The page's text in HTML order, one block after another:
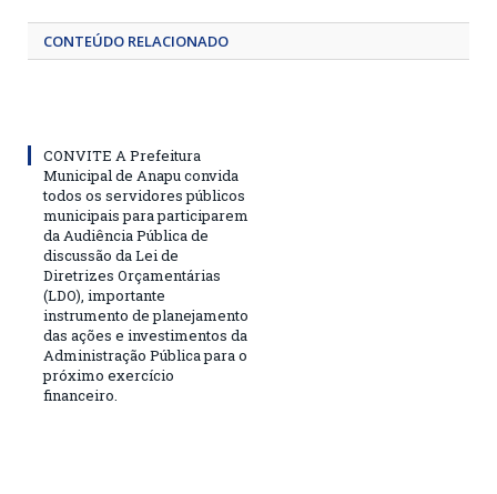
CONTEÚDO RELACIONADO
CONVITE A Prefeitura
Municipal de Anapu convida
todos os servidores públicos
municipais para participarem
da Audiência Pública de
discussão da Lei de
Diretrizes Orçamentárias
(LDO), importante
instrumento de planejamento
das ações e investimentos da
Administração Pública para o
próximo exercício
financeiro.